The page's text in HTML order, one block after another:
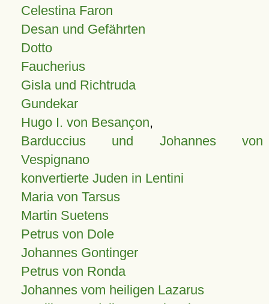
Celestina Faron
Desan und Gefährten
Dotto
Faucherius
Gisla und Richtruda
Gundekar
Hugo I. von Besançon,
Barduccius und Johannes von
Vespignano
konvertierte Juden in Lentini
Maria von Tarsus
Martin Suetens
Petrus von Dole
Johannes Gontinger
Petrus von Ronda
Johannes vom heiligen Lazarus